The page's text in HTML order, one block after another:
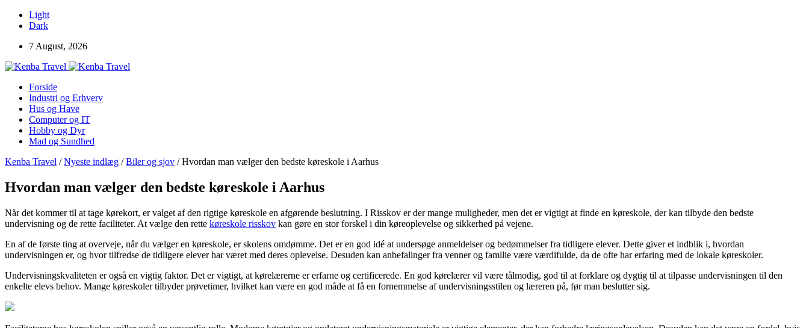
Light
Dark
7 August, 2026
Forside
Industri og Erhverv
Hus og Have
Computer og IT
Hobby og Dyr
Mad og Sundhed
Kenba Travel /Nyeste indlæg /Biler og sjov /Hvordan man vælger den bedste køreskole i Aarhus
Hvordan man vælger den bedste køreskole i Aarhus
Når det kommer til at tage kørekort, er valget af den rigtige køreskole en afgørende beslutning. I Risskov er der mange muligheder, men det er vigtigt at finde en køreskole, der kan tilbyde den bedste
undervisning og de rette faciliteter. At vælge den rette køreskole risskov kan gøre en stor forskel i din køreoplevelse og sikkerhed på vejene.
En af de første ting at overveje, når du vælger en køreskole, er skolens omdømme. Det er en god idé at undersøge anmeldelser og bedømmelser fra tidligere elever. Dette giver et indblik i, hvordan
undervisningen er, og hvor tilfredse de tidligere elever har været med deres oplevelse. Desuden kan anbefalinger fra venner og familie være værdifulde, da de ofte har erfaring med de lokale køreskoler.
Undervisningskvaliteten er også en vigtig faktor. Det er vigtigt, at kørelærerne er erfarne og certificerede. En god kørelærer vil være tålmodig, god til at forklare og dygtig til at tilpasse undervisningen til den
enkelte elevs behov. Mange køreskoler tilbyder prøvetimer, hvilket kan være en god måde at få en fornemmelse af undervisningsstilen og læreren på, før man beslutter sig.